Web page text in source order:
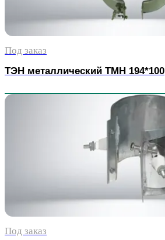
Под заказ
ТЭН металлический TMH 194*100
Под заказ